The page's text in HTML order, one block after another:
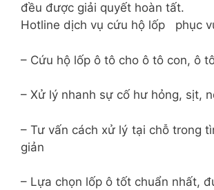
đều được giải quyết hoàn tất.
Hotline dịch vụ cứu hộ lốp phục
– Cứu hộ lốp ô tô cho ô tô con, ô
– Xử lý nhanh sự cố hư hỏng, sịt,
– Tư vấn cách xử lý tại chỗ trong
giản
– Lựa chọn lốp ô tốt chuẩn nhất,